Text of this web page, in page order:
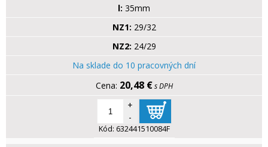
l: 35mm
NZ1: 29/32
NZ2: 24/29
Na sklade do 10 pracovných dní
20,48 € s DPH
+
-
Kód: 632441510084F